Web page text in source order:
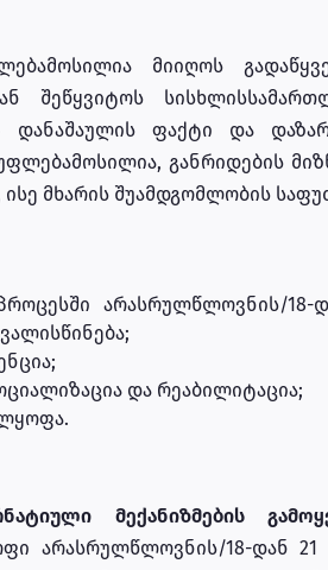
მიიღოს
შეწყვიტოს
ფაქტი და
განრიდების
მხარის შუამდგომლობის
არასრულწლოვნის/18-
და რეაბილიტაცია;
მექანიზმების
არასრულწლოვნის/18-დან 21